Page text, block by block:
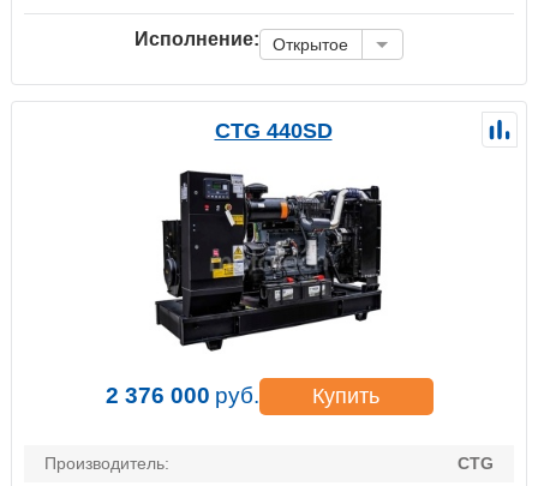
Исполнение: Открытое
CTG 440SD
2 376 000 руб. Купить
Производитель:
CTG